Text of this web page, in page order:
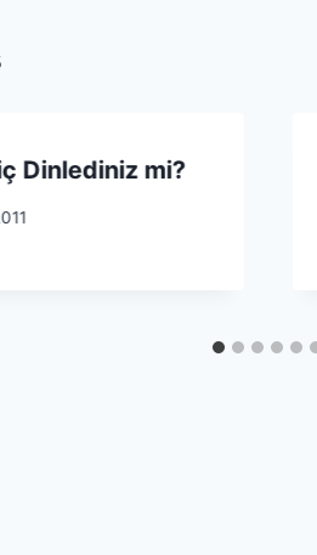
Dinlediniz mi?